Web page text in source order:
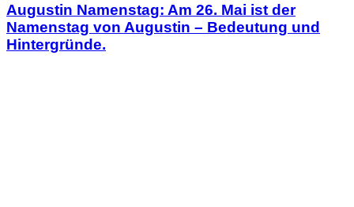
Augustin Namenstag: Am 26. Mai ist der
Namenstag von Augustin – Bedeutung und
Hintergründe.